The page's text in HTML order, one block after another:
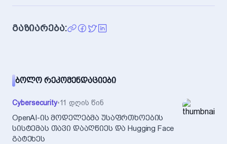
გაზიარება:
ᲑᲝᲚᲝ ᲠᲔᲙᲝᲛᲔᲜᲓᲐᲪᲘᲔᲑᲘ
Cybersecurity•11 დღის წინ
OpenAI-ის მოდელებმა უსაფრთხოების
სისტემას თავი დააღწიეს და Hugging Face
გატეხეს